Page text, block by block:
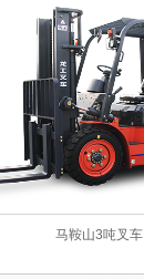
马鞍山3吨叉车